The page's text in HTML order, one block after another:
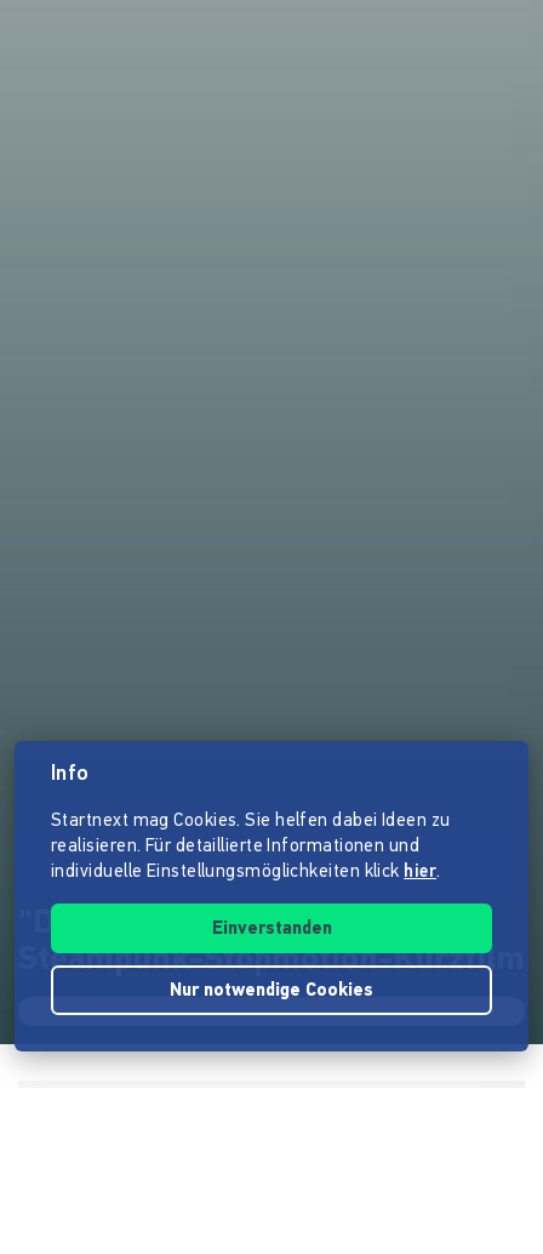
"Das Getriebe im Sand" - Ein
Steampunk-Stopmotion-Kurzfilm
Info
Startnext mag Cookies. Sie helfen dabei Ideen zu
realisieren. Für detaillierte Informationen und
individuelle Einstellungsmöglichkeiten klick hier.
Einverstanden
Nur notwendige Cookies